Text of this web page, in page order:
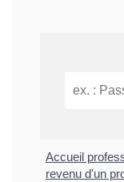
Accueil
revenu d'un